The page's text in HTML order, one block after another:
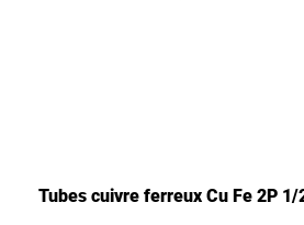
Tubes cuivre ferreux Cu Fe 2P 1/